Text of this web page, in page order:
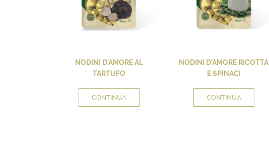
NODINI D’AMORE AL
TARTUFO
CONTINUA
NODINI D’AMORE RICOTTA
E SPINACI
CONTINUA